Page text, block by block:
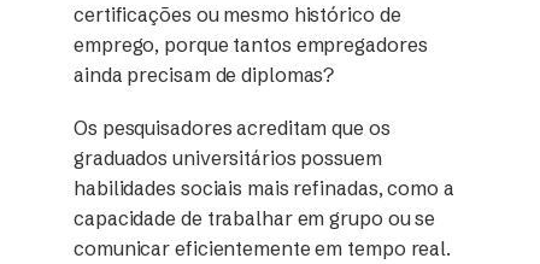
certificações ou mesmo histórico de
emprego, porque tantos empregadores
ainda precisam de diplomas?
Os pesquisadores acreditam que os
graduados universitários possuem
habilidades sociais mais refinadas, como a
capacidade de trabalhar em grupo ou se
comunicar eficientemente em tempo real.